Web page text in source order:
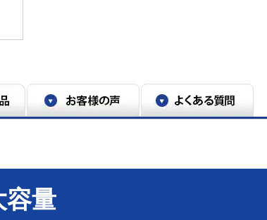
ャ
ド
イ
間保
」
量